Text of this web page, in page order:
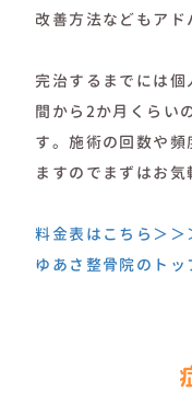
改善方法などもアド
完治するまでには
間から2か月くらい
す。施術の回数や
ますのでまずはお気
料金表はこちら＞＞
ゆあさ整骨院のト